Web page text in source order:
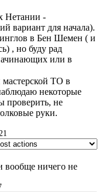
Нетании -
вариант для начала).
в Бен Шемен ( и
, но буду рад
или в
мастерской ТО в
некоторые
проверить, не
руки.
вообще ничего не